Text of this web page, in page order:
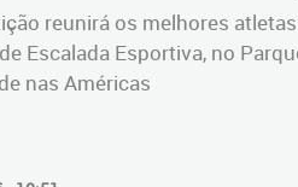
reunirá os melhores
Escalada Esportiva, no
nas Américas